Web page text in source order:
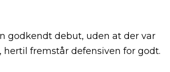
godkendt debut, uden at der var
fremstår defensiven for godt.